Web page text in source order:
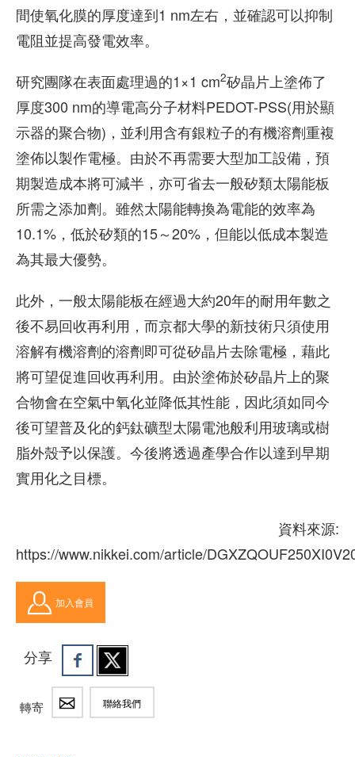
間使氧化膜的厚度達到1 nm左右，並確認可以抑制
電阻並提高發電效率。
研究團隊在表面處理過的1×1 cm2矽晶片上塗佈了
厚度300 nm的導電高分子材料PEDOT-PSS(用於顯
示器的聚合物)，並利用含有銀粒子的有機溶劑重複
塗佈以製作電極。由於不再需要大型加工設備，預
期製造成本將可減半，亦可省去一般矽類太陽能板
所需之添加劑。雖然太陽能轉換為電能的效率為
10.1%，低於矽類的15～20%，但能以低成本製造
為其最大優勢。
此外，一般太陽能板在經過大約20年的耐用年數之
後不易回收再利用，而京都大學的新技術只須使用
溶解有機溶劑的溶劑即可從矽晶片去除電極，藉此
將可望促進回收再利用。由於塗佈於矽晶片上的聚
合物會在空氣中氧化並降低其性能，因此須如同今
後可望普及化的鈣鈦礦型太陽電池般利用玻璃或樹
脂外殼予以保護。今後將透過產學合作以達到早期
實用化之目標。
資料來源:
https://www.nikkei.com/article/
加入會員
分享
轉寄 聯絡我們